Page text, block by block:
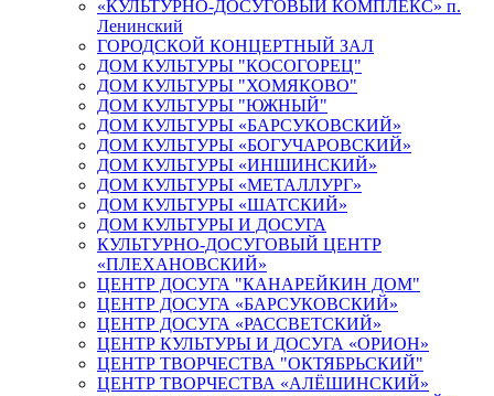
«КУЛЬТУРНО-ДОСУГОВЫЙ КОМПЛЕКС» п.
Ленинский
ГОРОДСКОЙ КОНЦЕРТНЫЙ ЗАЛ
ДОМ КУЛЬТУРЫ "КОСОГОРЕЦ"
ДОМ КУЛЬТУРЫ "ХОМЯКОВО"
ДОМ КУЛЬТУРЫ "ЮЖНЫЙ"
ДОМ КУЛЬТУРЫ «БАРСУКОВСКИЙ»
ДОМ КУЛЬТУРЫ «БОГУЧАРОВСКИЙ»
ДОМ КУЛЬТУРЫ «ИНШИНСКИЙ»
ДОМ КУЛЬТУРЫ «МЕТАЛЛУРГ»
ДОМ КУЛЬТУРЫ «ШАТСКИЙ»
ДОМ КУЛЬТУРЫ И ДОСУГА
КУЛЬТУРНО-ДОСУГОВЫЙ ЦЕНТР
«ПЛЕХАНОВСКИЙ»
ЦЕНТР ДОСУГА "КАНАРЕЙКИН ДОМ"
ЦЕНТР ДОСУГА «БАРСУКОВСКИЙ»
ЦЕНТР ДОСУГА «РАССВЕТСКИЙ»
ЦЕНТР КУЛЬТУРЫ И ДОСУГА «ОРИОН»
ЦЕНТР ТВОРЧЕСТВА "ОКТЯБРЬСКИЙ"
ЦЕНТР ТВОРЧЕСТВА «АЛЁШИНСКИЙ»